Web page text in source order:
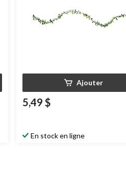
Ajouter
5,49 $
En stock en ligne